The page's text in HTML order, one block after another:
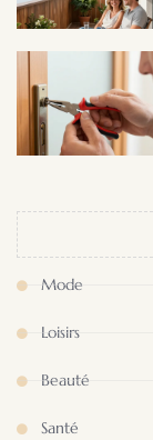
Mode
Loisirs
Beauté
Santé